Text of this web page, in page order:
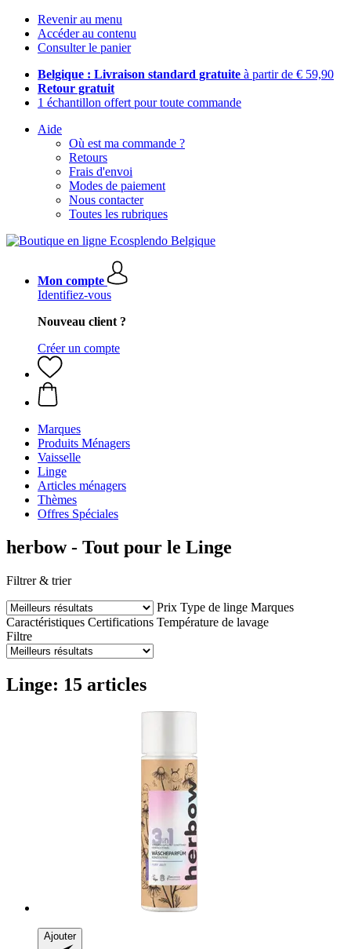
Revenir au menu
Accéder au contenu
Consulter le panier
Belgique : Livraison standard gratuite à partir de € 59,90
Retour gratuit
1 échantillon offert pour toute commande
Aide
Où est ma commande ?
Retours
Frais d'envoi
Modes de paiement
Nous contacter
Toutes les rubriques
Mon compte
Identifiez-vous
Nouveau client ?
Créer un compte
Marques
Produits Ménagers
Vaisselle
Linge
Articles ménagers
Thèmes
Offres Spéciales
herbow - Tout pour le Linge
Filtrer & trier
Prix Type de linge Marques
Caractéristiques Certifications Température de lavage
Filtre
Linge: 15 articles
Ajouter